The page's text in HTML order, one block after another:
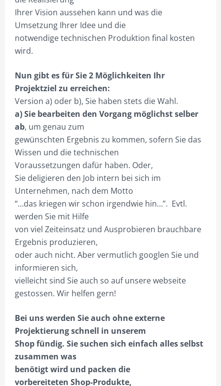
BUSINESS VS. TECHNIK.
SUCHE-PROFI.DE – INFO
PROJEKTIERUNG
SHOP NUR FÜR GEWERBETREIBENDE!
HILFE?/FAQ
MEIN KONTO
ANMELDEN
ABMELDEN
BESTELLVORGANG
DATENSCHUTZ
VERSAND & LIEFERUNG
WARENKORB
WIDERRUF
ZAHLUNGSARTEN
Ihrer Vision aussehen kann und was die
Umsetzung Ihrer Idee und die
notwendige technischen Produktion final kosten
wird.
Nun gibt es für Sie 2 Möglichkeiten Ihr
Projektziel zu erreichen:
Version a) oder b), Sie haben stets die Wahl.
a) Sie bearbeiten den Vorgang möglichst selber
ab, um genau zum
gewünschten Ergebnis zu kommen, sofern Sie das
Wissen und die technischen
Voraussetzungen dafür haben. Oder,
Sie deligieren den Job intern bei sich im
Unternehmen, nach dem Motto
“…das kriegen wir schon irgendwie hin…”. Evtl.
werden Sie mit Hilfe
von viel Zeiteinsatz und Ausprobieren brauchbare
Ergebnis produzieren,
oder auch nicht. Aber vermutlich googlen Sie und
informieren sich,
vielleicht sind Sie auch so auf unsere webseite
gestossen. Wir helfen gern!
Bei uns werden Sie auch ohne externe
Projektierung schnell in unserem
Shop fündig. Sie suchen sich einfach alles selbst
zusammen was
benötigt wird und packen die
vorbereiteten Shop-Produkte,